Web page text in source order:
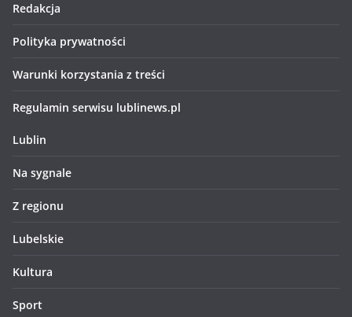
Redakcja
Polityka prywatności
Warunki korzystania z treści
Regulamin serwisu lublinews.pl
Lublin
Na sygnale
Z regionu
Lubelskie
Kultura
Sport